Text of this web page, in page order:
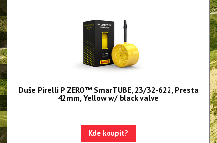
Bezdušové těsnící tmely
Duše Pirelli P ZERO™ SmarTUBE, 23/32-622, Presta
42mm, Yellow w/ black valve
Kde koupit?